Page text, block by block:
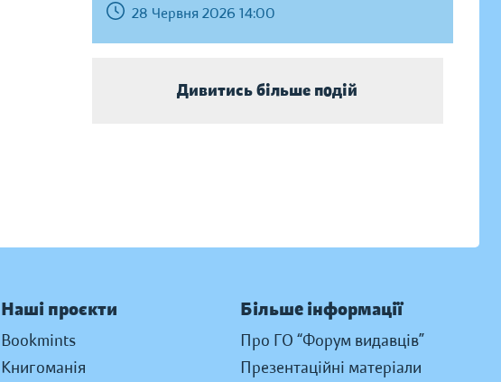
28 Червня 2026 14:00
Дивитись більше подій
Наші проєкти
Bookmints
Книгоманія
Більше інформації
Про ГО “Форум видавців”
Презентаційні матеріали